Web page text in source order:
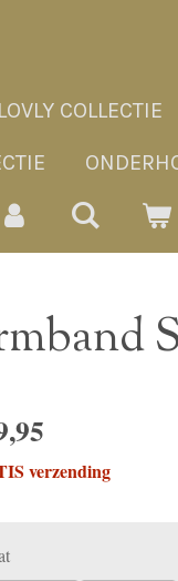
LOVLY COLLECTIE
verzending